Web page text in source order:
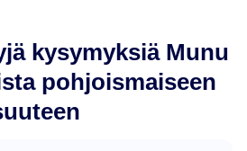
kysymyksiä Munu
pohjoismaiseen